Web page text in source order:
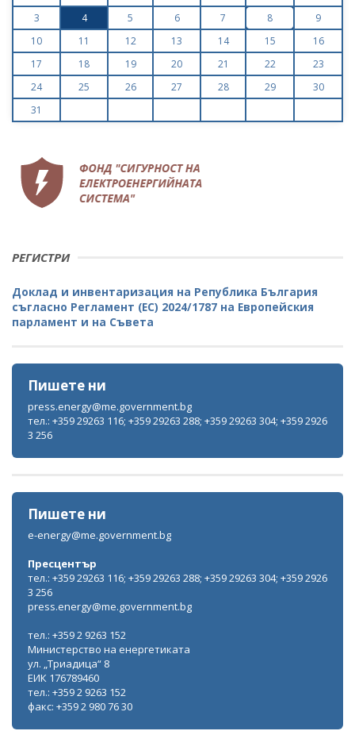
3
4 5 6 7 8
9
10
11 12 13 14 15
16
17
18 19 20 21 22
23
24
25 26 27 28 29
30
31
РЕГИСТРИ
Доклад и инвентаризация на Република България
съгласно Регламент (ЕС) 2024/1787 на Европейския
парламент и на Съвета
Пишете ни
press.energy@me.government.bg
тел.: +359 29263 116; +359 29263 288; +359 29263 304; +359 2926
3 256
Пишете ни
e-energy@me.government.bg
Пресцентър
тел.: +359 29263 116; +359 29263 288; +359 29263 304; +359 2926
3 256
press.energy@me.government.bg
тел.: +359 2 9263 152
Министерство на енергетиката
ул. „Триадица“ 8
ЕИК 176789460
тел.: +359 2 9263 152
факс: +359 2 980 76 30